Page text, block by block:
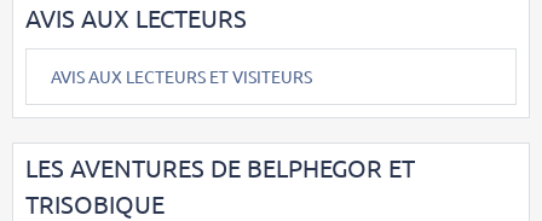
AVIS AUX LECTEURS
AVIS AUX LECTEURS ET VISITEURS
LES AVENTURES DE BELPHEGOR ET
TRISOBIQUE